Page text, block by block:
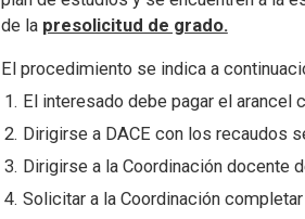
de la presolicitud de grado.
El procedimiento se indica a
El interesado debe pagar el arancel
Dirigirse a DACE con los recaudos
Dirigirse a la Coordinación docente
Solicitar a la Coordinación